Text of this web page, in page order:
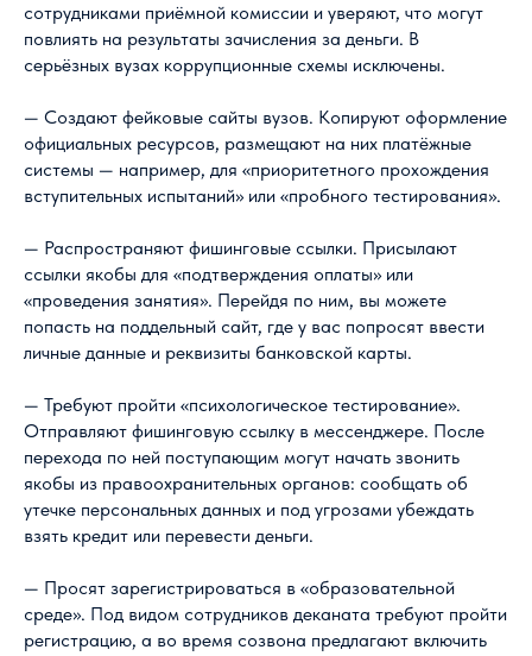
сотрудниками приёмной комиссии и уверяют, что могут
повлиять на результаты зачисления за деньги. В
серьёзных вузах коррупционные схемы исключены.
— Создают фейковые сайты вузов. Копируют оформление
официальных ресурсов, размещают на них платёжные
системы — например, для «приоритетного прохождения
вступительных испытаний» или «пробного тестирования».
— Распространяют фишинговые ссылки. Присылают
ссылки якобы для «подтверждения оплаты» или
«проведения занятия». Перейдя по ним, вы можете
попасть на поддельный сайт, где у вас попросят ввести
личные данные и реквизиты банковской карты.
— Требуют пройти «психологическое тестирование».
Отправляют фишинговую ссылку в мессенджере. После
перехода по ней поступающим могут начать звонить
якобы из правоохранительных органов: сообщать об
утечке персональных данных и под угрозами убеждать
взять кредит или перевести деньги.
— Просят зарегистрироваться в «образовательной
среде». Под видом сотрудников деканата требуют пройти
регистрацию, а во время созвона предлагают включить